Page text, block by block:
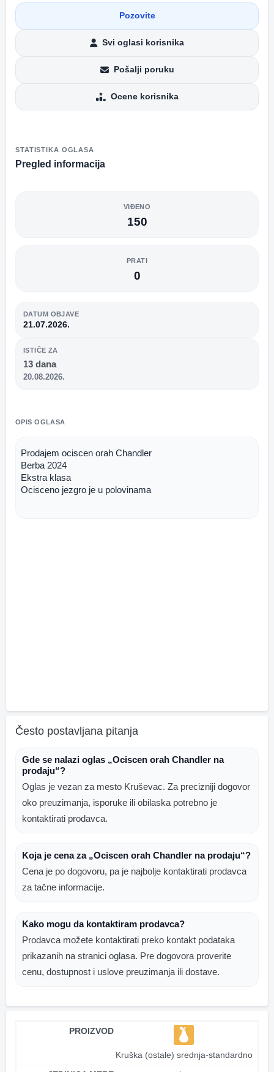
Pozovite
Svi oglasi korisnika
Pošalji poruku
Ocene korisnika
STATISTIKA OGLASA
Pregled informacija
VIĐENO
150
PRATI
0
DATUM OBJAVE
21.07.2026.
ISTIČE ZA
13 dana
20.08.2026.
OPIS OGLASA
Prodajem ociscen orah Chandler
Berba 2024
Ekstra klasa
Ocisceno jezgro je u polovinama
Često postavljana pitanja
Gde se nalazi oglas „Ociscen orah Chandler na
prodaju“?
Oglas je vezan za mesto Kruševac. Za precizniji dogovor
oko preuzimanja, isporuke ili obilaska potrebno je
kontaktirati prodavca.
Koja je cena za „Ociscen orah Chandler na prodaju“?
Cena je po dogovoru, pa je najbolje kontaktirati prodavca
za tačne informacije.
Kako mogu da kontaktiram prodavca?
Prodavca možete kontaktirati preko kontakt podataka
prikazanih na stranici oglasa. Pre dogovora proverite
cenu, dostupnost i uslove preuzimanja ili dostave.
PROIZVOD
Kruška (ostale) srednja-standardno